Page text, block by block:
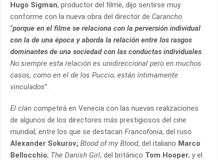
Hugo Sigman, productor del filme, dijo sentirse muy
conforme con la nueva obra del director de Carancho
“porque en el filme se relaciona con la perversión individual
con la de una época y aborda la relación entre los rasgos
dominantes de una sociedad con las conductas individuales.
No siempre esta relación es unidireccional pero en muchos
casos, como en el de los Puccio, están íntimamente
vinculados”.
El clan competirá en Venecia con las nuevas realizaciones
de algunos de los directores más prestigiosos del cine
mundial, entre los que se destacan Francofonia, del ruso
Alexander Sokurov; Blood of my Blood, del italiano Marco
Bellocchio; The Danish Girl, del británico Tom Hooper; y el